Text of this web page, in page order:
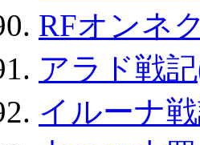
RFオンネ
アラド戦
イルーナ